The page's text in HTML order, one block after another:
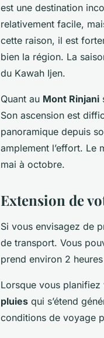
est une destination
relativement facile,
cette raison, il est
bien la région. La
du Kawah Ijen.
Quant au Mont Rinjani
Son ascension est
panoramique depuis
amplement l’effort. Le
mai à octobre.
Extension de
Si vous envisagez de
de transport. Vous
prend environ 2
Lorsque vous
pluies qui s’étend
conditions de voyage